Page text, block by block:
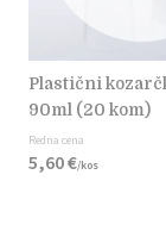
plastični kozarčki okrogli
90ml (20 kom)
Redna cena
5,60€/kos